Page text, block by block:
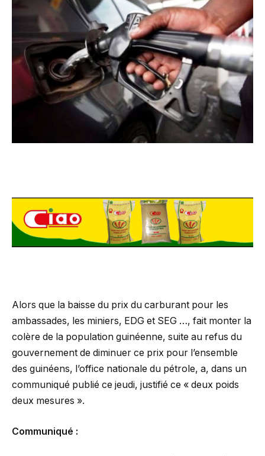
Alors que la baisse du prix du carburant pour les
ambassades, les miniers, EDG et SEG …, fait monter la
colère de la population guinéenne, suite au refus du
gouvernement de diminuer ce prix pour l’ensemble
des guinéens, l’office nationale du pétrole, a, dans un
communiqué publié ce jeudi, justifié ce « deux poids
deux mesures ».
Communiqué :